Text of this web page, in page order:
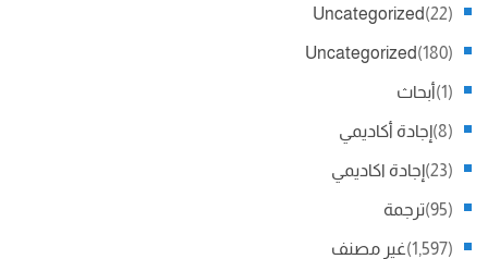
Uncategorized (22)
Uncategorized (180)
أبحاث (1)
إجادة أكاديمي (8)
إجادة اكاديمي (23)
ترجمة (95)
غير مصنف (1,597)